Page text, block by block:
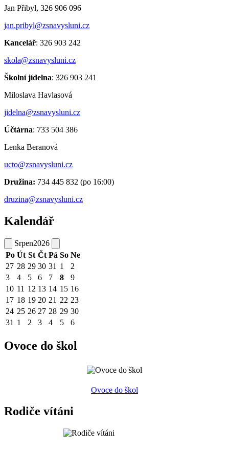
Jan Přibyl, 326 906 096
jan.pribyl@zsnavysluni.cz
Kancelář: 326 903 242
skola@zsnavysluni.cz
Školní jídelna: 326 903 241
Miloslava Havlasová
jidelna@zsnavysluni.cz
Účtárna: 733 504 386
Lenka Beranová
ucto@zsnavysluni.cz
Družina: 734 445 832 (po 16:00)
druzina@zsnavysluni.cz
Kalendář
Srpen2026
Po Út St Čt Pá So Ne
27 28 29 30 31 1
2
3
4 5 6 7 8
9
10 11 12 13 14 15 16
17 18 19 20 21 22 23
24 25 26 27 28 29 30
31 1 2 3 4 5 6
Ovoce do škol
Ovoce do škol
Rodiče vítáni